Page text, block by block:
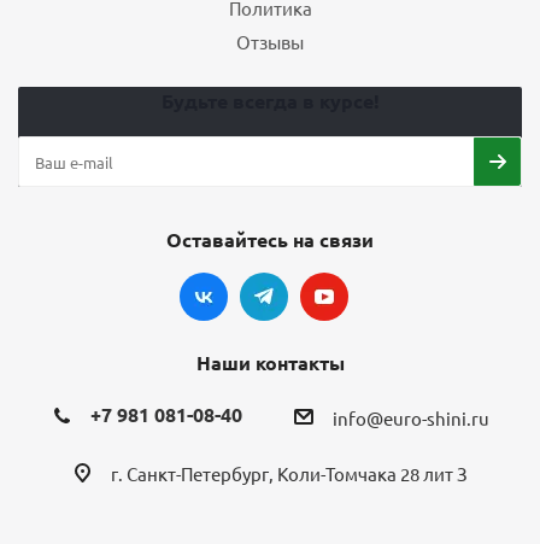
Политика
Отзывы
Оставайтесь на связи
Наши контакты
+7 981 081-08-40 info@euro-shini.ru
г. Санкт-Петербург, Коли-Томчака 28 лит З